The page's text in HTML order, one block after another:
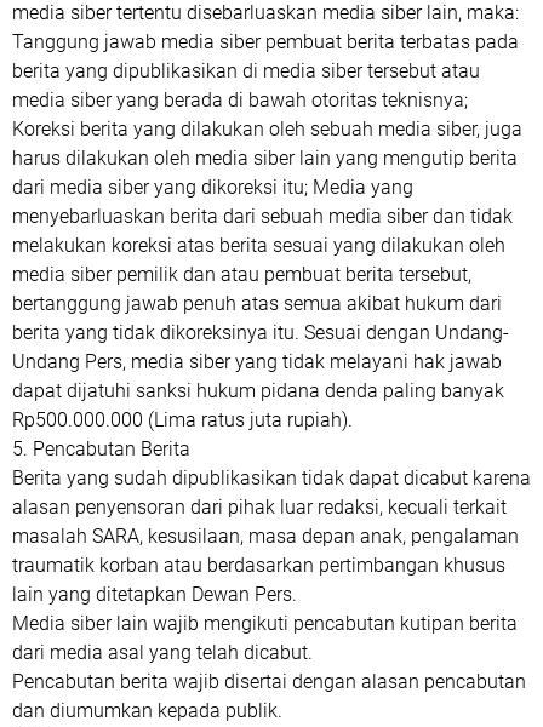
media siber tertentu disebarluaskan media siber lain, maka:
Tanggung jawab media siber pembuat berita terbatas pada
berita yang dipublikasikan di media siber tersebut atau
media siber yang berada di bawah otoritas teknisnya;
Koreksi berita yang dilakukan oleh sebuah media siber, juga
harus dilakukan oleh media siber lain yang mengutip berita
dari media siber yang dikoreksi itu; Media yang
menyebarluaskan berita dari sebuah media siber dan tidak
melakukan koreksi atas berita sesuai yang dilakukan oleh
media siber pemilik dan atau pembuat berita tersebut,
bertanggung jawab penuh atas semua akibat hukum dari
berita yang tidak dikoreksinya itu. Sesuai dengan Undang-
Undang Pers, media siber yang tidak melayani hak jawab
dapat dijatuhi sanksi hukum pidana denda paling banyak
Rp500.000.000 (Lima ratus juta rupiah).
5. Pencabutan Berita
Berita yang sudah dipublikasikan tidak dapat dicabut karena
alasan penyensoran dari pihak luar redaksi, kecuali terkait
masalah SARA, kesusilaan, masa depan anak, pengalaman
traumatik korban atau berdasarkan pertimbangan khusus
lain yang ditetapkan Dewan Pers.
Media siber lain wajib mengikuti pencabutan kutipan berita
dari media asal yang telah dicabut.
Pencabutan berita wajib disertai dengan alasan pencabutan
dan diumumkan kepada publik.